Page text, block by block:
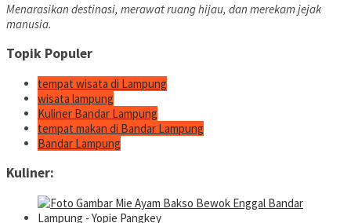
Menarasikan destinasi, merawat ruang hijau, dan merekam jejak
manusia.
Topik Populer
tempat wisata di Lampung
wisata lampung
Kuliner Bandar Lampung
tempat makan di Bandar Lampung
Bandar Lampung
Kuliner: